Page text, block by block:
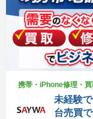
携帯・iPhone修理・買
未経験
台売買